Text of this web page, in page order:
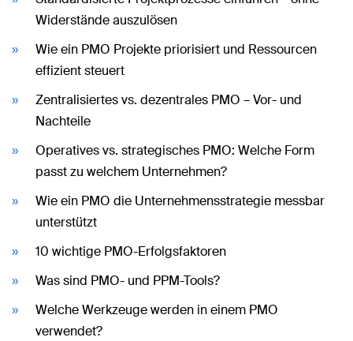
Widerstände auszulösen
Wie ein PMO Projekte priorisiert und Ressourcen
effizient steuert
Zentralisiertes vs. dezentrales PMO – Vor- und
Nachteile
Operatives vs. strategisches PMO: Welche Form
passt zu welchem Unternehmen?
Wie ein PMO die Unternehmensstrategie messbar
unterstützt
10 wichtige PMO-Erfolgsfaktoren
Was sind PMO- und PPM-Tools?
Welche Werkzeuge werden in einem PMO
verwendet?